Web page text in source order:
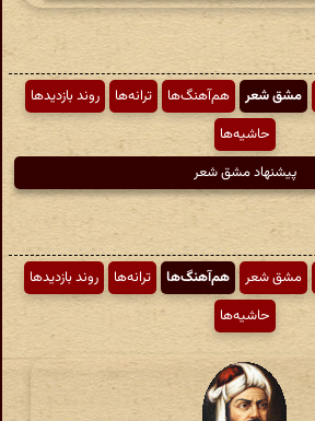
مشق شعر هم‌آهنگ‌ها ترانه‌ها
روند بازدیدها
حاشیه‌ها
پیشنهاد مشق شعر
مشق شعر هم‌آهنگ‌ها ترانه‌ها
روند بازدیدها
حاشیه‌ها